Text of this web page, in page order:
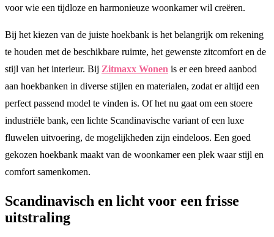
voor wie een tijdloze en harmonieuze woonkamer wil creëren.
Bij het kiezen van de juiste hoekbank is het belangrijk om rekening
te houden met de beschikbare ruimte, het gewenste zitcomfort en de
stijl van het interieur. Bij Zitmaxx Wonen is er een breed aanbod
aan hoekbanken in diverse stijlen en materialen, zodat er altijd een
perfect passend model te vinden is. Of het nu gaat om een stoere
industriële bank, een lichte Scandinavische variant of een luxe
fluwelen uitvoering, de mogelijkheden zijn eindeloos. Een goed
gekozen hoekbank maakt van de woonkamer een plek waar stijl en
comfort samenkomen.
Scandinavisch en licht voor een frisse
uitstraling